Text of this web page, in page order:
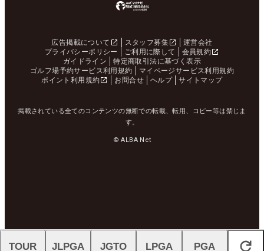
広告掲載について スタッフ募集
運営会社
プライバシーポリシー
ご利用に際して
会員規約
ガイドライン
特定商取引法に基づく表示
ゴルフ場予約サービス利用規約
マイページサービス利用規約
ポイント利用規約
お問合せ ヘルプ サイトマップ
掲載されている全てのコンテンツの無断での転載、転用、コピー等は禁じま
す。
© ALBA Net
閉じる
TOUR JLPGA JGTO LPGA PGA